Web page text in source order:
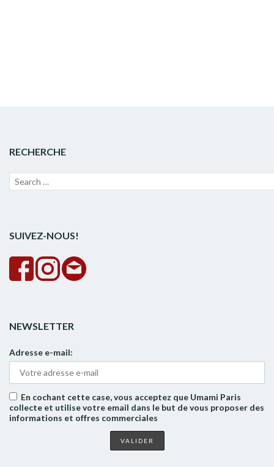
RECHERCHE
Recherche
SUIVEZ-NOUS!
NEWSLETTER
Adresse e-mail:
En cochant cette case, vous acceptez que Umami Paris
collecte et utilise votre email dans le but de vous proposer des
informations et offres commerciales